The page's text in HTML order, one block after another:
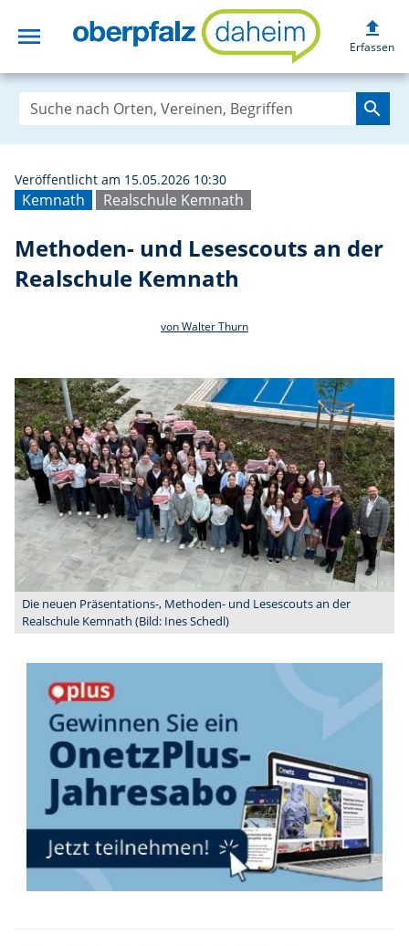
menu Methoden- und
upload
Erfassen
search
Kemnath Realschule Kemnath
Veröffentlicht am 15.05.2026 10:30
Methoden- und Lesescouts an der
Realschule Kemnath
von Walter Thurn
Die neuen Präsentations-, Methoden- und Lesescouts an der
Realschule Kemnath (Bild: Ines Schedl)